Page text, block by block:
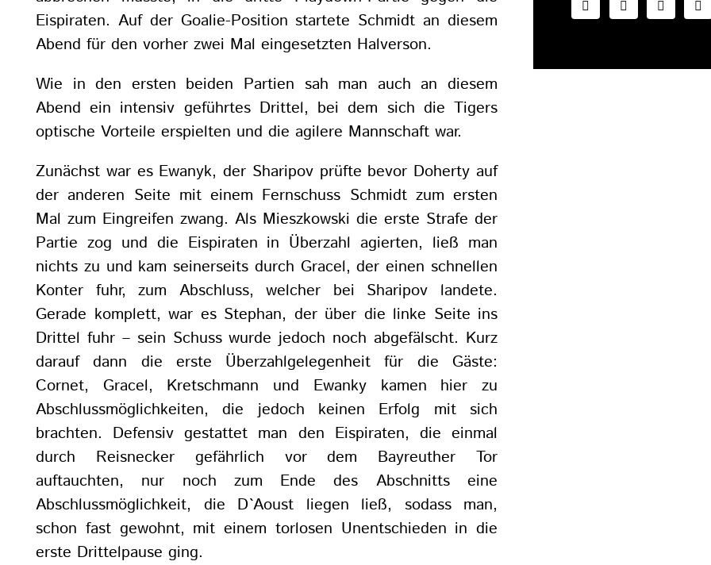
Eispiraten. Auf der Goalie-Position startete Schmidt an diesem
Abend für den vorher zwei Mal eingesetzten Halverson.
Wie in den ersten beiden Partien sah man auch an diesem
Abend ein intensiv geführtes Drittel, bei dem sich die Tigers
optische Vorteile erspielten und die agilere Mannschaft war.
Zunächst war es Ewanyk, der Sharipov prüfte bevor Doherty auf
der anderen Seite mit einem Fernschuss Schmidt zum ersten
Mal zum Eingreifen zwang. Als Mieszkowski die erste Strafe der
Partie zog und die Eispiraten in Überzahl agierten, ließ man
nichts zu und kam seinerseits durch Gracel, der einen schnellen
Konter fuhr, zum Abschluss, welcher bei Sharipov landete.
Gerade komplett, war es Stephan, der über die linke Seite ins
Drittel fuhr – sein Schuss wurde jedoch noch abgefälscht. Kurz
darauf dann die erste Überzahlgelegenheit für die Gäste:
Cornet, Gracel, Kretschmann und Ewanky kamen hier zu
Abschlussmöglichkeiten, die jedoch keinen Erfolg mit sich
brachten. Defensiv gestattet man den Eispiraten, die einmal
durch Reisnecker gefährlich vor dem Bayreuther Tor
auftauchten, nur noch zum Ende des Abschnitts eine
Abschlussmöglichkeit, die D`Aoust liegen ließ, sodass man,
schon fast gewohnt, mit einem torlosen Unentschieden in die
erste Drittelpause ging.